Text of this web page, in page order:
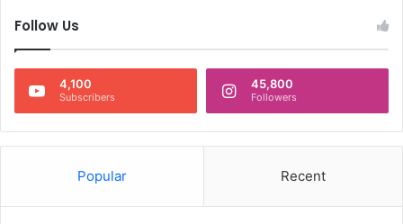
Follow Us
4,100
Subscribers
45,800
Followers
Popular Recent